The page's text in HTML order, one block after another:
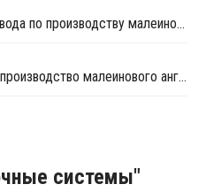
CONSER получила ТЭО для завода по производству малеинового ангидрида в Северной Америке
PT Justus Sakti Raya закрыла производство малеинового ангидрида в Индонезии
системы"